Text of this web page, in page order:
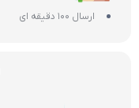
ارسال 100 دقیقه ای